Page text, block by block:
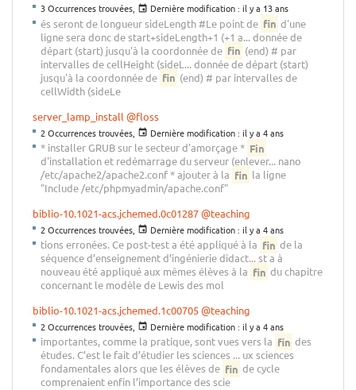
3 Occurrences trouvées, Dernière modification : il y a 13 ans
és seront de longueur sideLength #Le point de fin d'une
ligne sera donc de start+sideLength+1 (+1 a... donnée de
départ (start) jusqu'à la coordonnée de fin (end) # par
intervalles de cellHeight (sideL... donnée de départ (start)
jusqu'à la coordonnée de fin (end) # par intervalles de
cellWidth (sideLe
server_lamp_install @floss
2 Occurrences trouvées, Dernière modification : il y a 4 ans
* installer GRUB sur le secteur d'amorçage * Fin
d'installation et redémarrage du serveur (enlever... nano
/etc/apache2/apache2.conf * ajouter à la fin la ligne
"Include /etc/phpmyadmin/apache.conf"
biblio-10.1021-acs.jchemed.0c01287@teaching
2 Occurrences trouvées, Dernière modification : il y a 4 ans
tions erronées. Ce post-test a été appliqué à la fin de la
séquence d’enseignement d’ingénierie didact... st a à
nouveau été appliqué aux mêmes élèves à la fin du chapitre
concernant le modèle de Lewis des mol
biblio-10.1021-acs.jchemed.1c00705@teaching
2 Occurrences trouvées, Dernière modification : il y a 4 ans
importantes, comme la pratique, sont vues vers la fin des
études. C’est le fait d’étudier les sciences ... ux sciences
fondamentales alors que les élèves de fin de cycle
comprenaient enfin l’importance des scie